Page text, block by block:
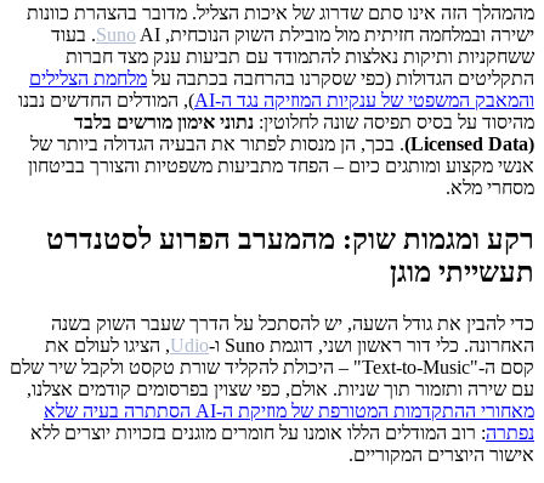
מהמהלך הזה אינו סתם שדרוג של איכות הצליל. מדובר בהצהרת כוונות
ישירה ובמלחמה חזיתית מול מובילת השוק הנוכחית,
SunoAI. בעוד
ששחקניות ותיקות נאלצות להתמודד עם תביעות ענק מצד חברות
התקליטים הגדולות (כפי שסקרנו בהרחבה בכתבה על מלחמת הצלילים
והמאבק המשפטי של ענקיות המוזיקה נגד ה-AI
), המודלים החדשים נבנו
מהיסוד על בסיס תפיסה שונה לחלוטין: נתוני אימון מורשים בלבד
(Licensed Data)
. בכך, הן מנסות לפתור את הבעיה הגדולה ביותר של
אנשי מקצוע ומותגים כיום – הפחד מתביעות משפטיות והצורך בביטחון
מסחרי מלא.
רקע ומגמות שוק: מהמערב הפרוע לסטנדרט
תעשייתי מוגן
כדי להבין את גודל השעה, יש להסתכל על הדרך שעבר השוק בשנה
האחרונה. כלי דור ראשון ושני, דוגמת Suno ו-
Udio, הציגו לעולם את
קסם ה-"Text-to-Music" – היכולת להקליד שורת טקסט ולקבל שיר שלם
עם שירה ותזמור תוך שניות. אולם, כפי שצוין בפרסומים קודמים אצלנו,
מאחורי ההתקדמות המטורפת של מוזיקת ה-AI הסתתרה בעיה שלא
נפתרה: רוב המודלים הללו אומנו על חומרים מוגנים בזכויות יוצרים ללא
אישור היוצרים המקוריים.